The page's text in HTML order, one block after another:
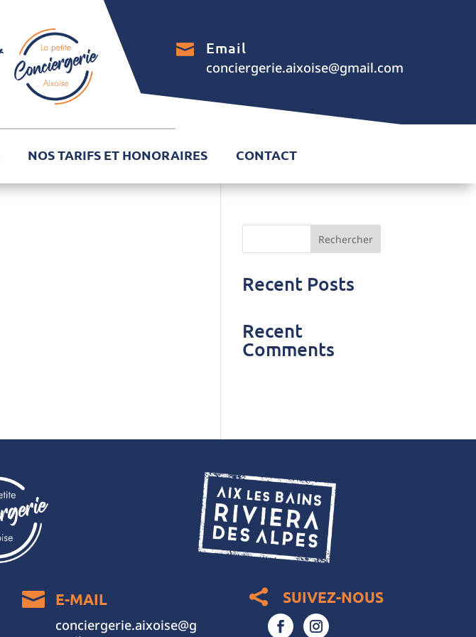
 Email
conciergerie.aixoise@gmail.com
NOS TARIFS ET HONORAIRES CONTACT
Rechercher
Recent Posts
Recent
Comments
 E-MAIL
conciergerie.aixoise@g
 SUIVEZ-NOUS